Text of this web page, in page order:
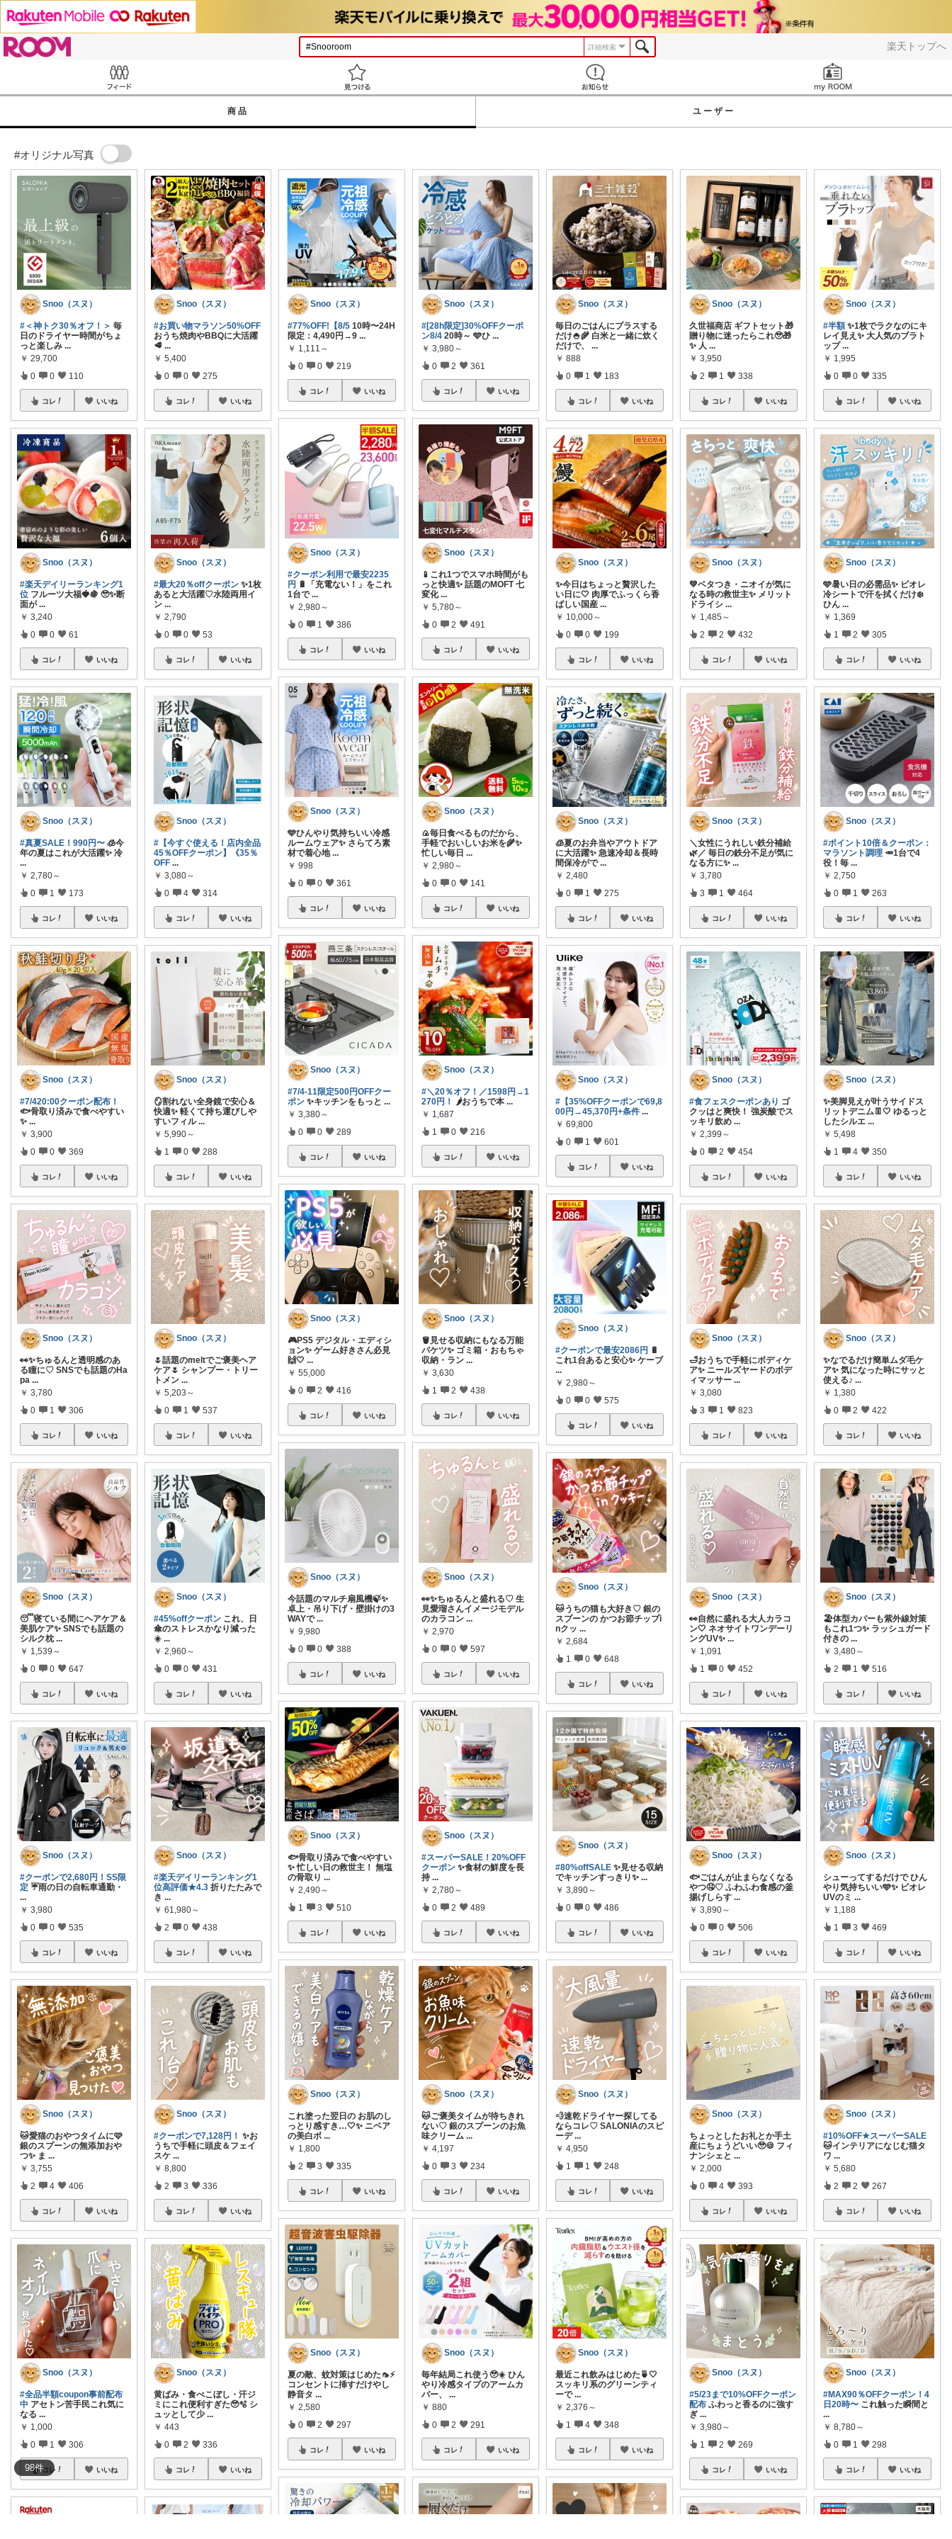
楽天トップへ
詳細検索
商品 ユーザー
#オリジナル写真
98件
Snoo（スヌ）
#＜神トク30％オフ！＞ 毎
日のドライヤー時間がちょ
っと楽しみ ...
￥ 29,700
0 0 110
コレ いいね
Snoo（スヌ）
#楽天デイリーランキング1
位 フルーツ大福🍓🍇 🥹✨断
面が ...
￥ 3,240
0 0 61
コレ いいね
Snoo（スヌ）
#真夏SALE！990円〜 🧊今
年の夏はこれが大活躍✨ 冷
...
￥ 2,780～
0 1 173
コレ いいね
Snoo（スヌ）
#7/420:00クーポン配布！
🐟骨取り済みで食べやすい
✨ ...
￥ 3,900
0 0 369
コレ いいね
Snoo（スヌ）
👀✨ちゅるんと透明感のあ
る瞳に♡ SNSでも話題のHa
pa ...
￥ 3,780
0 1 306
コレ いいね
Snoo（スヌ）
😴寝ている間にヘアケア＆
美肌ケア✨ SNSでも話題の
シルク枕 ...
￥ 1,539～
0 0 647
コレ いいね
Snoo（スヌ）
#クーポンで2,680円！SS限
定 ☔️雨の日の自転車通勤・
...
￥ 3,980
0 0 535
コレ いいね
Snoo（スヌ）
🐱愛猫のおやつタイムに🩷
銀のスプーンの無添加おや
つ✨ ま ...
￥ 3,755
2 4 406
コレ いいね
Snoo（スヌ）
#全品半額coupon事前配布
中 アセトン苦手民これ気に
なる ...
￥ 1,000
0 1 306
コレ いいね
Snoo（スヌ）
#お買い物マラソン50%OFF
おうち焼肉やBBQに大活躍
🥩 ...
￥ 5,400
0 0 275
コレ いいね
Snoo（スヌ）
#最大20％offクーポン ✨1枚
あると大活躍♡水陸両用イ
ン ...
￥ 2,790
0 0 53
コレ いいね
Snoo（スヌ）
#【今すぐ使える！店内全品
45％OFFクーポン】《35％
OFF ...
￥ 3,080～
0 4 314
コレ いいね
Snoo（スヌ）
🪞割れない全身鏡で安心＆
快適✨ 軽くて持ち運びしや
すいフィル ...
￥ 5,990～
1 0 288
コレ いいね
Snoo（スヌ）
🌷話題のmeltでご褒美ヘア
ケア🌷 シャンプー・トリー
トメン ...
￥ 5,203～
0 1 537
コレ いいね
Snoo（スヌ）
#45%offクーポン これ、日
傘のストレスかなり減った
☀️...
￥ 2,960～
0 0 431
コレ いいね
Snoo（スヌ）
#楽天デイリーランキング1
位高評価★4.3 折りたたみで
き ...
￥ 61,980～
2 0 438
コレ いいね
Snoo（スヌ）
#クーポンで7,128円！ ✨お
うちで手軽に頭皮＆フェイ
スケ ...
￥ 8,800
2 3 336
コレ いいね
Snoo（スヌ）
黄ばみ・食べこぼし・汗ジ
ミにこれ便利すぎた🥹🫧 シ
ュッとして少 ...
￥ 443
0 2 336
コレ いいね
Snoo（スヌ）
#77%OFF!【8/5 10時〜24H
限定：4,490円→9 ...
￥ 1,111～
0 0 219
コレ いいね
Snoo（スヌ）
#クーポン利用で最安2235
円 🔋「充電ない！」をこれ
1台で ...
￥ 2,980～
0 1 386
コレ いいね
Snoo（スヌ）
🩵ひんやり気持ちいい冷感
ルームウェア✨ さらてろ素
材で着心地 ...
￥ 998
0 0 361
コレ いいね
Snoo（スヌ）
#7/4-11限定500円OFFクー
ポン ✨キッチンをもっと ...
￥ 3,380～
0 0 289
コレ いいね
Snoo（スヌ）
🎮PS5 デジタル・エディシ
ョン✨ ゲーム好きさん必見
🙌🤍...
￥ 55,000
0 2 416
コレ いいね
Snoo（スヌ）
今話題のマルチ扇風機🍃✨
卓上・吊り下げ・壁掛けの3
WAYで ...
￥ 9,980
0 0 388
コレ いいね
Snoo（スヌ）
🐟骨取り済みで食べやすい
✨ 忙しい日の救世主！ 無塩
の骨取り ...
￥ 2,490～
1 3 510
コレ いいね
Snoo（スヌ）
これ塗った翌日の お肌のし
っとり感すき…🤍✨ ニベア
の美白ボ ...
￥ 1,800
2 3 335
コレ いいね
Snoo（スヌ）
夏の敵、蚊対策はじめた🦟⚡️
コンセントに挿すだけやし
静音タ ...
￥ 2,580
0 2 297
コレ いいね
Snoo（スヌ）
#[28h限定]30%OFFクーポ
ン8/4 20時～ 🩵ひ ...
￥ 3,980～
0 2 361
コレ いいね
Snoo（スヌ）
📱これ1つでスマホ時間がも
っと快適✨ 話題のMOFT 七
変化 ...
￥ 5,780～
0 2 491
コレ いいね
Snoo（スヌ）
🍙毎日食べるものだから、
手軽でおいしいお米を🌾✨
忙しい毎日 ...
￥ 2,980～
0 0 141
コレ いいね
Snoo（スヌ）
#＼20％オフ！／1598円→1
270円！
🌶️おうちで本 ...
￥ 1,687
1 0 216
コレ いいね
Snoo（スヌ）
🪣見せる収納にもなる万能
バケツ✨ ゴミ箱・おもちゃ
収納・ラン ...
￥ 3,630
1 2 438
コレ いいね
Snoo（スヌ）
👀✨ちゅるんと盛れる♡ 生
見愛瑠さんイメージモデル
のカラコン ...
￥ 2,970
0 0 597
コレ いいね
Snoo（スヌ）
#スーパーSALE！20%OFF
クーポン ✨食材の鮮度を長
持 ...
￥ 2,780～
0 2 489
コレ いいね
Snoo（スヌ）
🐱ご褒美タイムが待ちきれ
ない♡ 銀のスプーンのお魚
味クリーム ...
￥ 4,197
0 3 234
コレ いいね
Snoo（スヌ）
毎年結局これ使う🥹☀️ ひん
やり冷感タイプのアームカ
バー、...
￥ 880
0 2 291
コレ いいね
Snoo（スヌ）
毎日のごはんにプラスする
だけ🍚🌾 白米と一緒に炊く
だけで、...
￥ 888
0 1 183
コレ いいね
Snoo（スヌ）
✨今日はちょっと贅沢した
い日に🤍 肉厚でふっくら香
ばしい国産 ...
￥ 10,000～
0 0 199
コレ いいね
Snoo（スヌ）
🧊夏のお弁当やアウトドア
に大活躍✨ 急速冷却＆長時
間保冷がで ...
￥ 2,480
0 1 275
コレ いいね
Snoo（スヌ）
#【35%OFFクーポンで69,8
00円→45,370円+条件 ...
￥ 69,800
0 1 601
コレ いいね
Snoo（スヌ）
#クーポンで最安2086円 🔋
これ1台あると安心✨ ケーブ
...
￥ 2,980～
0 0 575
コレ いいね
Snoo（スヌ）
🐱うちの猫も大好き♡ 銀の
スプーンの かつお節チップi
nクッ ...
￥ 2,684
1 0 648
コレ いいね
Snoo（スヌ）
#80%offSALE ✨見せる収納
でキッチンすっきり✨...
￥ 3,890～
0 0 486
コレ いいね
Snoo（スヌ）
💨速乾ドライヤー探してる
ならコレ♡ SALONIAのスピ
ーデ ...
￥ 4,950
1 1 248
コレ いいね
Snoo（スヌ）
最近これ飲みはじめた🍵🤍
スッキリ系のグリーンティ
ーで...
￥ 2,376～
1 4 348
コレ いいね
Snoo（スヌ）
久世福商店 ギフトセット🎁
贈り物に迷ったらこれ🥹🎁
✨ 人 ...
￥ 3,950
2 1 338
コレ いいね
Snoo（スヌ）
💚ベタつき・ニオイが気に
なる時の救世主✨ メリット
ドライシ ...
￥ 1,485～
2 2 432
コレ いいね
Snoo（スヌ）
＼女性にうれしい鉄分補給
🌿／ 毎日の鉄分不足が気に
なる方に✨ ...
￥ 3,780
3 1 464
コレ いいね
Snoo（スヌ）
#食フェスクーポンあり ゴ
クッはと爽快！ 強炭酸でス
ッキリ飲め ...
￥ 2,399～
0 2 454
コレ いいね
Snoo（スヌ）
🛁おうちで手軽にボディケ
ア✨ ニールズヤードのボデ
ィマッサー ...
￥ 3,080
3 1 823
コレ いいね
Snoo（スヌ）
👀自然に盛れる大人カラコ
ン🤍 ネオサイトワンデーリ
ングUV✨ ...
￥ 1,091
1 0 452
コレ いいね
Snoo（スヌ）
🐟ごはんが止まらなくなる
やつ🤤♡ ふわふわ食感の釜
揚げしらす ...
￥ 3,890～
0 0 506
コレ いいね
Snoo（スヌ）
ちょっとしたお礼とか手土
産にちょうどいい🥹🍪 フィ
ナンシェと ...
￥ 2,000
0 4 393
コレ いいね
Snoo（スヌ）
#5/23まで10%OFFクーポン
配布 ふわっと香るのに強す
ぎ ...
￥ 3,980～
1 2 269
コレ いいね
Snoo（スヌ）
#半額 ✨1枚でラクなのにキ
レイ見え✨ 大人気のブラト
ップ ...
￥ 1,995
0 0 335
コレ いいね
Snoo（スヌ）
🩵暑い日の必需品✨ ビオレ
冷シートで汗を拭くだけ❄️
ひん ...
￥ 1,369
1 2 305
コレ いいね
Snoo（スヌ）
#ポイント10倍＆クーポン：
マラソント調理 🥕1台で4
役！毎 ...
￥ 2,750
0 1 263
コレ いいね
Snoo（スヌ）
✨美脚見えが叶うサイドス
リットデニム👖🤍 ゆるっと
したシルエ ...
￥ 5,498
1 4 350
コレ いいね
Snoo（スヌ）
✨なでるだけ簡単ムダ毛ケ
ア✨ 気になった時にサッと
使える♪...
￥ 1,380
0 2 422
コレ いいね
Snoo（スヌ）
🏖️体型カバーも紫外線対策
もこれ1つ✨ ラッシュガード
付きの ...
￥ 3,480～
2 1 516
コレ いいね
Snoo（スヌ）
シューってするだけで ひん
やり気持ちいい🩵✨ ビオレ
UVのミ ...
￥ 1,188
1 3 469
コレ いいね
Snoo（スヌ）
#10%OFF★スーパーSALE
🐱インテリアになじむ猫タ
ワ ...
￥ 5,680
2 2 267
コレ いいね
Snoo（スヌ）
#MAX90％OFFクーポン！4
日20時〜 これ触った瞬間と
...
￥ 8,780～
0 1 298
コレ いいね